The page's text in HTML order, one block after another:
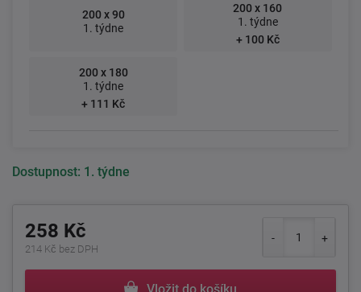
200 x 90
1. týdne
200 x 160
1. týdne
+ 100 Kč
200 x 180
1. týdne
+ 111 Kč
Dostupnost: 1. týdne
258 Kč
214 Kč bez DPH